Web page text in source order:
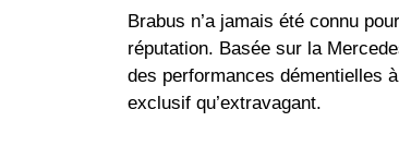
Brabus n’a jamais été connu
réputation. Basée sur la
des performances démentielles
exclusif qu’extravagant.